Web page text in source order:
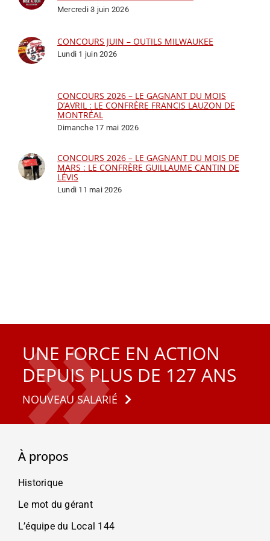
Mercredi 3 juin 2026
CONCOURS JUIN – OUTILS MILWAUKEE
Lundi 1 juin 2026
CONCOURS 2026 – LE GAGNANT DU MOIS
D’AVRIL : LE CONFRÈRE FRANCIS LAUZON DE
MONTRÉAL
Dimanche 17 mai 2026
CONCOURS 2026 – LE GAGNANT DU MOIS DE
MARS : LE CONFRÈRE GUILLAUME CANTIN DE
LÉVIS
Lundi 11 mai 2026
UNE FORCE EN ACTION
DEPUIS PLUS DE 127 ANS
NOUVEAU SALARIÉ
À propos
Historique
Le mot du gérant
L’équipe du Local 144